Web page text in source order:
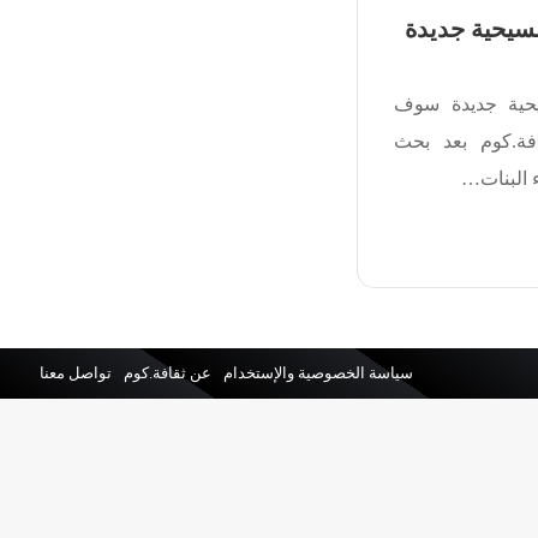
جديدة
جديدة سوف
بعد بحث
البنات…
سياسة الخصوصية والإستخدام عن ثقافة.كوم تواصل معنا